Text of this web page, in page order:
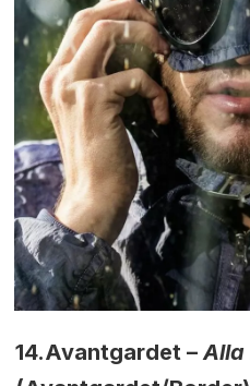
14.Avantgardet – Alla